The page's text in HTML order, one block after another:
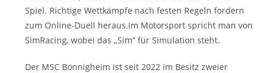
Spiel. Richtige Wettkämpfe nach festen Regeln fordern
zum Online-Duell heraus.Im Motorsport spricht man von
SimRacing, wobei das „Sim“ für Simulation steht.
Der MSC Bönnigheim ist seit 2022 im Besitz zweier